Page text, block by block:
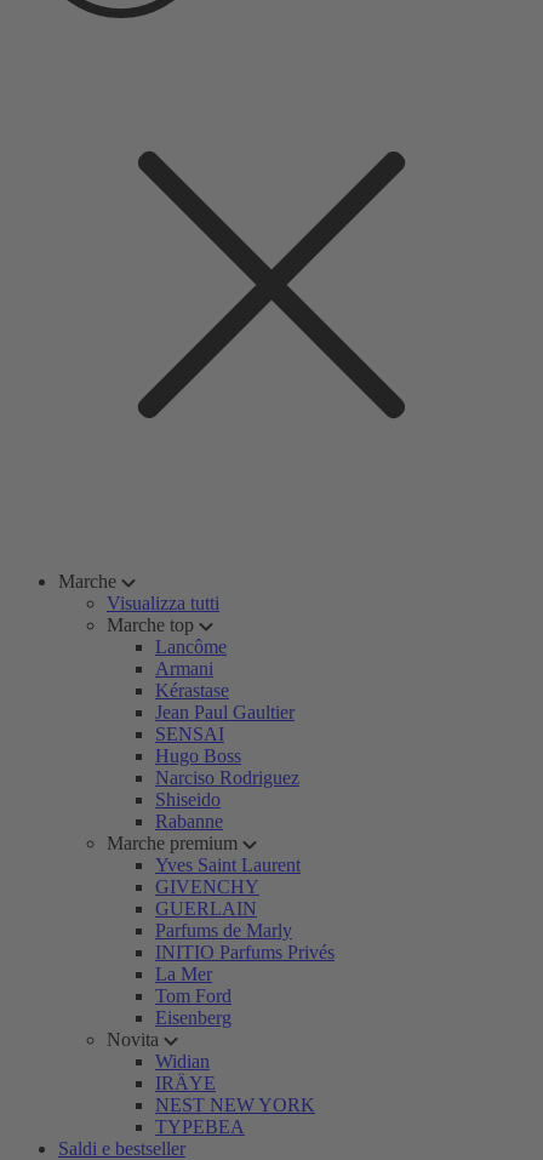
Marche
Visualizza tutti
Marche top
Lancôme
Armani
Kérastase
Jean Paul Gaultier
SENSAI
Hugo Boss
Narciso Rodriguez
Shiseido
Rabanne
Marche premium
Yves Saint Laurent
GIVENCHY
GUERLAIN
Parfums de Marly
INITIO Parfums Privés
La Mer
Tom Ford
Eisenberg
Novita
Widian
IRÄYE
NEST NEW YORK
TYPEBEA
Saldi e bestseller